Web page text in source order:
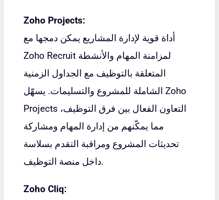
Zoho Projects:
أداة قوية لإدارة المشاريع يمكن دمجها مع
Zoho Recruit لمزامنة المهام والأنشطة
المتعلقة بالتوظيف مع الجداول الزمنية
Zoho
Projects
مما يمكّنهم من إدارة المهام ومشاركة
تحديثات المشروع ومراقبة التقدم بسلاسة
داخل منصة التوظيف.
Zoho Cliq: